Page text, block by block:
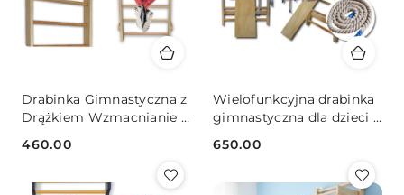
Drabinka Gimnastyczna z
Drążkiem Wzmacnianie i
Cena:
460.00
Wielofunkcyjna drabinka
gimnastyczna dla dzieci i
fitness
Cena:
650.00